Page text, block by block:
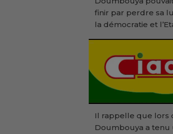
finir par perdre sa
la démocratie et
Il rappelle que lors
Doumbouya a tenu